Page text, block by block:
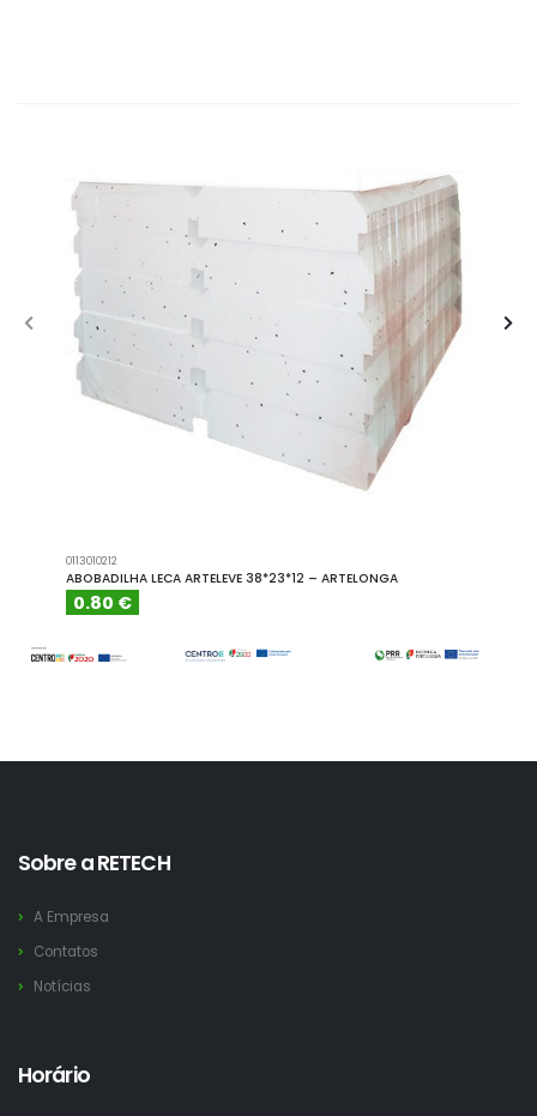
0113010212
ABOBADILHA LECA ARTELEVE 38*23*12 – ARTELONGA
0.80 €
Sobre a RETECH
A Empresa
Contatos
Notícias
Horário